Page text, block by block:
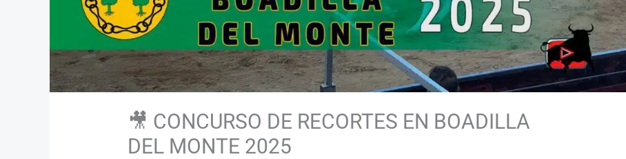
🎥 CONCURSO DE RECORTES EN BOADILLA
DEL MONTE 2025